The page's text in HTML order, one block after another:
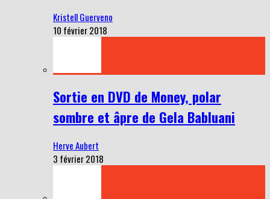
Kristell Guerveno
10 février 2018
Sortie en DVD de Money, polar
sombre et âpre de Gela Babluani
Herve Aubert
3 février 2018